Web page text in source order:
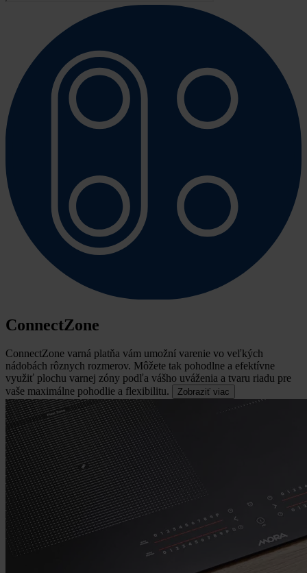
ConnectZone
ConnectZone varná platňa vám umožní varenie vo veľkých
nádobách rôznych rozmerov. Môžete tak pohodlne a efektívne
využiť plochu varnej zóny podľa vášho uváženia a tvaru riadu pre
vaše maximálne pohodlie a flexibilitu.
Zobraziť viac